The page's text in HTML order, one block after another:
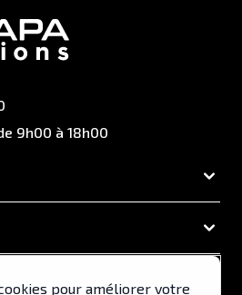
9h00 à 18h00
pour améliorer votre